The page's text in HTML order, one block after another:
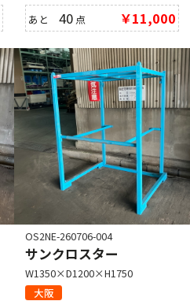
あと40 点 ￥11,000
OS2NE-260706-004
サンクロスター
W1350×D1200×H1750
大阪